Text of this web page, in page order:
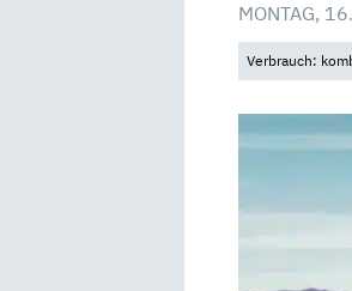
MONTAG,
Verbrauch: